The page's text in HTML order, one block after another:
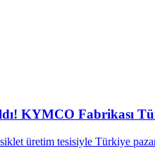
KYMCO Fabrikası
üretim tesisiyle Türkiye